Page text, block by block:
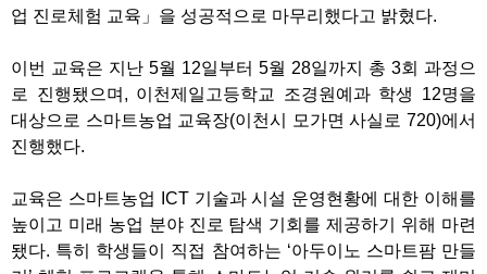
업 진로체험 교육 」 을 성공적으로 마무리했다고 밝혔다.
이번 교육은 지난 5월 12일부터 5월 28일까지 총 3회 과정으
로 진행됐으며 , 이천제일고등학교 조경원예과 학생 12명을
대상으로 스마트농업 교육장(이천시 모가면 사실로720)에서
진행했다.
교육은 스마트농업 ICT 기술과 시설 운영현황에 대한 이해를
높이고 미래 농업 분야 진로 탐색 기회를 제공하기 위해 마련
됐다. 특히 학생들이 직접 참여하는 ‘아두이노 스마트팜 만들